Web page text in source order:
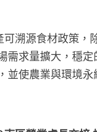
溯源食材政策，
需求量擴大，穩
並使農業與環境永